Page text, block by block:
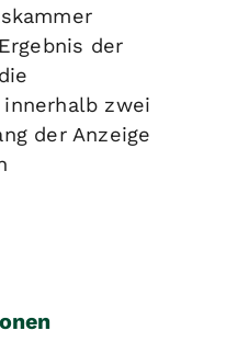
der
innerhalb zwei
der Anzeige